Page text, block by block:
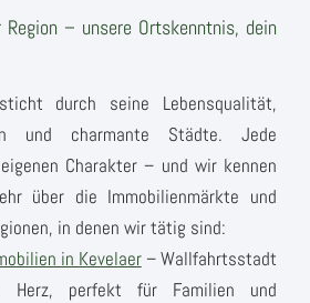
– unsere Ortskenntnis, dein
durch seine Lebensqualität,
und charmante Städte. Jede
Charakter – und wir kennen
über die Immobilienmärkte und
in denen wir tätig sind:
in Kevelaer– Wallfahrtsstadt
Herz, perfekt für Familien und